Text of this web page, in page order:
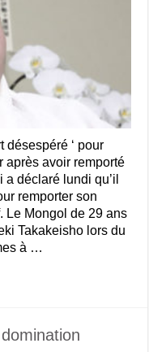
désespéré ‘ pour
après avoir remporté
a déclaré lundi qu’il
remporter son
Le Mongol de 29 ans
Takakeisho lors du
à …